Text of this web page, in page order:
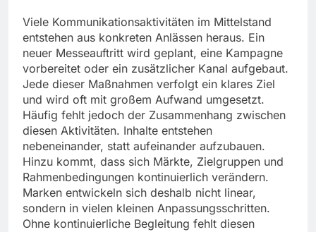
Viele Kommunikationsaktivitäten im Mittelstand
entstehen aus konkreten Anlässen heraus. Ein
neuer Messeauftritt wird geplant, eine Kampagne
vorbereitet oder ein zusätzlicher Kanal aufgebaut.
Jede dieser Maßnahmen verfolgt ein klares Ziel
und wird oft mit großem Aufwand umgesetzt.
Häufig fehlt jedoch der Zusammenhang zwischen
diesen Aktivitäten. Inhalte entstehen
nebeneinander, statt aufeinander aufzubauen.
Hinzu kommt, dass sich Märkte, Zielgruppen und
Rahmenbedingungen kontinuierlich verändern.
Marken entwickeln sich deshalb nicht linear,
sondern in vielen kleinen Anpassungsschritten.
Ohne kontinuierliche Begleitung fehlt diesen